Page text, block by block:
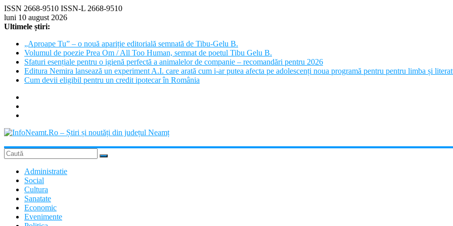
Skip
to
content
ISSN 2668-9510 ISSN-L 2668-9510
luni 10 august 2026
Ultimele știri:
„Aproape Tu” – o nouă apariție editorială semnată de Tibu-Gelu B.
Volumul de poezie Prea Om / All Too Human, semnat de poetul Tibu Gelu B.
Sfaturi esențiale pentru o igienă perfectă a animalelor de companie – recomandări pentru 2026
Editura Nemira lansează un experiment A.I. care arată cum i-ar putea afecta pe adolescenți noua programă pentru pentru limba și
Cum devii eligibil pentru un credit ipotecar în România
InfoNeamt.Ro
Știri
noutăți
Administratie
Social
Cultura
Sanatate
Economic
Evenimente